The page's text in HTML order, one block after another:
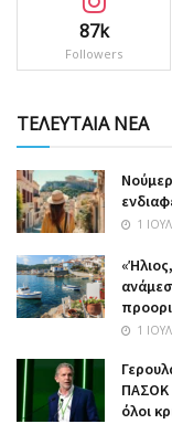
87k
Followers
ΤΕΛΕΥΤΑΙΑ ΝΕΑ
1
1
ΠΑΣΟΚ
όλοι